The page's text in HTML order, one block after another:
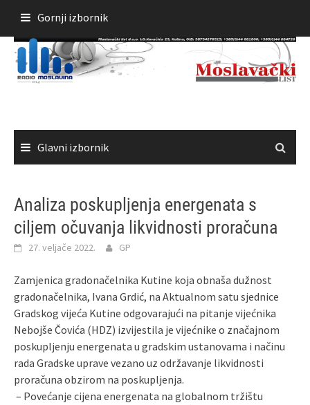
sadržaja
Gornji izbornik
Glavni izbornik
Analiza poskupljenja energenata s
ciljem očuvanja likvidnosti proračuna
27. veljače 2022. GP
Zamjenica gradonačelnika Kutine koja obnaša dužnost
gradonačelnika, Ivana Grdić, na Aktualnom satu sjednice
Gradskog vijeća Kutine odgovarajući na pitanje vijećnika
Nebojše Čovića (HDZ) izvijestila je vijećnike o značajnom
poskupljenju energenata u gradskim ustanovama i načinu
rada Gradske uprave vezano uz održavanje likvidnosti
proračuna obzirom na poskupljenja.
– Povećanje cijena energenata na globalnom tržištu